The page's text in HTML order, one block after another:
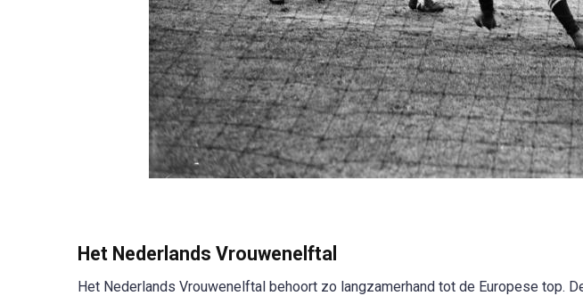
Het Nederlands Vrouwenelftal
Het Nederlands Vrouwenelftal behoort zo langzamerhand tot de Europese top.